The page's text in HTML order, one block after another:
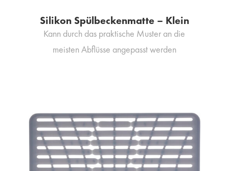
Silikon Spülbeckenmatte – Klein
Kann durch das praktische Muster an die
meisten Abflüsse angepasst werden